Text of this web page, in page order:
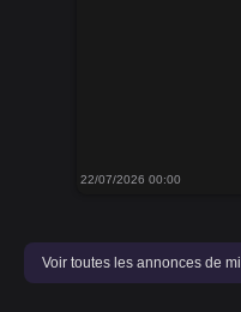
22/07/2026 00:00
Voir toutes les annonces de